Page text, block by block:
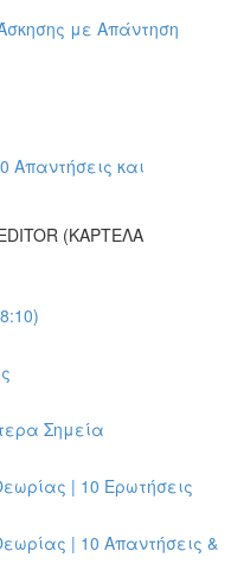
με Απάντηση
Απαντήσεις και
(ΚΑΡΤΕΛΑ
Σημεία
| 10 Ερωτήσεις
| 10 Απαντήσεις &